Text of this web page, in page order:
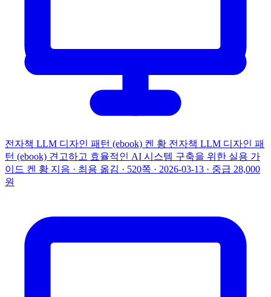
전자책 LLM 디자인 패턴 (ebook) 켄 황 전자책 LLM 디자인 패
턴 (ebook) 견고하고 효율적인 AI 시스템 구축을 위한 실용 가
이드 켄 황 지음 · 최용 옮김 · 520쪽 · 2026-03-13 · 중급 28,000
원